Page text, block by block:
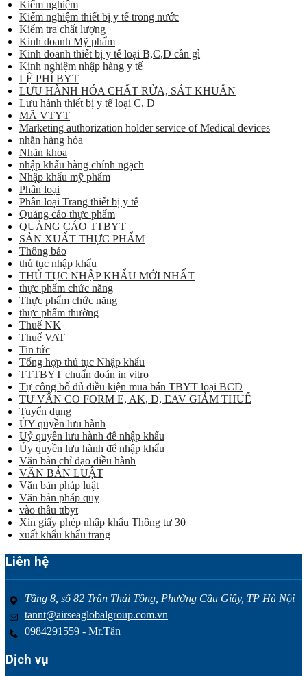
Kiểm nghiệm
Kiểm nghiệm thiết bị y tế trong nước
Kiểm tra chất lượng
Kinh doanh Mỹ phẩm
Kinh doanh thiết bị y tế loại B,C,D cần gì
Kinh nghiệm nhập hàng y tế
LỆ PHÍ BYT
LƯU HÀNH HÓA CHẤT RỬA, SÁT KHUẨN
Lưu hành thiết bị y tế loại C, D
MÃ VTYT
Marketing authorization holder service of Medical devices
nhãn hàng hóa
Nhãn khoa
nhập khẩu hàng chính ngạch
Nhập khẩu mỹ phẩm
Phân loại
Phân loại Trang thiết bị y tế
Quảng cáo thực phẩm
QUẢNG CÁO TTBYT
SẢN XUẤT THỰC PHẨM
Thông báo
thủ tục nhập khẩu
THỦ TỤC NHẬP KHẨU MỚI NHẤT
thực phẩm chức năng
Thực phẩm chức năng
thực phẩm thường
Thuế NK
Thuế VAT
Tin tức
Tổng hợp thủ tục Nhập khẩu
TTTBYT chuẩn đoán in vitro
Tự công bố đủ điều kiện mua bán TBYT loại BCD
TƯ VẤN CO FORM E, AK, D, EAV GIẢM THUẾ
Tuyển dụng
ỦY quyền lưu hành
Uỷ quyền lưu hành để nhập khẩu
Ủy quyền lưu hành để nhập khẩu
Văn bản chỉ đạo điều hành
VĂN BẢN LUẬT
Văn bản pháp luật
Văn bản pháp quy
vào thầu ttbyt
Xin giấy phép nhập khẩu Thông tư 30
xuất khẩu khẩu trang
Liên hệ
Tầng 8, số 82 Trần Thái Tông, Phường Cầu Giấy, TP Hà Nội
tannt@airseaglobalgroup.com.vn
0984291559 - Mr.Tân
Dịch vụ